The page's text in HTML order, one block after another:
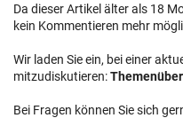
Da dieser Artikel älter als 18
kein Kommentieren mehr
Wir laden Sie ein, bei einer
mitzudiskutieren:
Bei Fragen können Sie sich